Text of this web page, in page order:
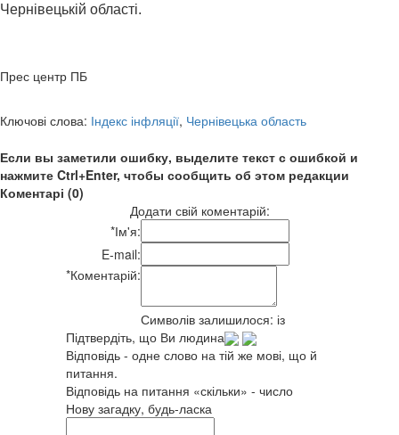
Чернівецькій області.
Прес центр ПБ
Ключові слова: Індекс інфляції, Чернівецька область
Если вы заметили ошибку, выделите текст с ошибкой и
нажмите Ctrl+Enter, чтобы сообщить об этом редакции
Коментарі (0)
Додати свій коментарій:
*Ім'я:
E-mail:
*Коментарій:
Символів залишилося: із
Підтвердіть, що Ви людина
Відповідь - одне слово на тій же мові, що й
питання.
Відповідь на питання «скільки» - число
Нову загадку, будь-ласка